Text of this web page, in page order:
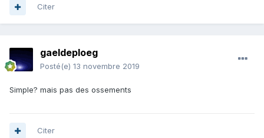
Citer
gaeldeploeg
Posté(e) 13 novembre 2019
Simple? mais pas des ossements
Citer